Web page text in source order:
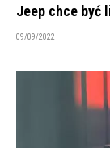
Jeep chce być
09/09/2022